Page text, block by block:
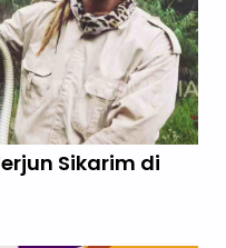
Sikarim di